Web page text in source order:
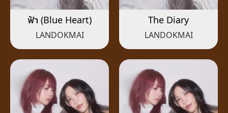
ฟ้า (Blue Heart)
LANDOKMAI
The Diary
LANDOKMAI